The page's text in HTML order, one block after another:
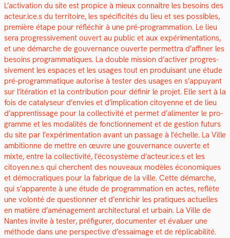
L’activation du site est prop­ice à mieux con­naître les besoins des
acteur.ice.s du ter­ri­toire, les spé­ci­ficités du lieu et ses pos­si­bles,
pre­mière étape pour réfléchir à une pré-pro­gram­ma­tion. Le lieu
sera pro­gres­sive­ment ouvert au pub­lic et aux expéri­men­ta­tions,
et une démarche de gou­ver­nance ouverte per­me­t­tra d’affiner les
besoins pro­gram­ma­tiques. La dou­ble mis­sion d’ac­tiv­er pro­gres­
sive­ment les espaces et les usages tout en pro­duisant une étude
pré-pro­gram­ma­tique autorise à tester des usages en s’appuyant
sur l’itération et la con­tri­bu­tion pour définir le pro­jet. Elle sert à la
fois de catal­y­seur d’envies et d’implication citoyenne et de lieu
d’apprentissage pour la col­lec­tiv­ité et per­met d’alimenter le pro­
gramme et les modal­ités de fonc­tion­nement et de ges­tion futurs
du site par l’expérimentation avant un pas­sage à l’échelle. La Ville
ambi­tionne de met­tre en œuvre une gou­ver­nance ouverte et
mixte, entre la col­lec­tiv­ité, l’écosystème d’acteur.ice.s et les
citoyen.ne.s qui cherchent des nou­veaux mod­èles économiques
et démoc­ra­tiques pour la fab­rique de la ville. Cette démarche,
qui s’apparente à une étude de pro­gram­ma­tion en actes, reflète
une volon­té de ques­tion­ner et d’enrichir les pra­tiques actuelles
en matière d’amé­nage­ment archi­tec­tur­al et urbain. La Ville de
Nantes invite à tester, pré­fig­ur­er, doc­u­menter et éval­uer une
méth­ode dans une per­spec­tive d’essaimage et de réplic­a­bil­ité.